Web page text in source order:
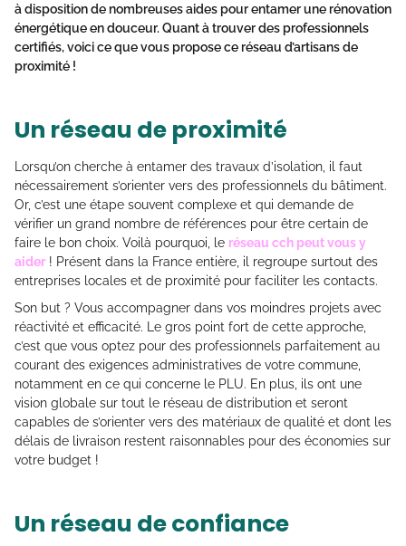
à disposition de nombreuses aides pour entamer une rénovation
énergétique en douceur. Quant à trouver des professionnels
certifiés, voici ce que vous propose ce réseau d’artisans de
proximité !
Un réseau de proximité
Lorsqu’on cherche à entamer des travaux d’isolation, il faut
nécessairement s’orienter vers des professionnels du bâtiment.
Or, c’est une étape souvent complexe et qui demande de
vérifier un grand nombre de références pour être certain de
faire le bon choix. Voilà pourquoi, le réseau cch peut vous y
aider ! Présent dans la France entière, il regroupe surtout des
entreprises locales et de proximité pour faciliter les contacts.
Son but ? Vous accompagner dans vos moindres projets avec
réactivité et efficacité. Le gros point fort de cette approche,
c’est que vous optez pour des professionnels parfaitement au
courant des exigences administratives de votre commune,
notamment en ce qui concerne le PLU. En plus, ils ont une
vision globale sur tout le réseau de distribution et seront
capables de s’orienter vers des matériaux de qualité et dont les
délais de livraison restent raisonnables pour des économies sur
votre budget !
Un réseau de confiance